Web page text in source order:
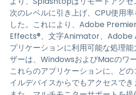
次のレベルに引き上げ、CPU使用
した。これにより、Adobe
Effects®、文字Animator、Adobe
プリケーションに利用可能な処理
ザーは、WindowsおよびMacのワ
これらのアプリケーションに、ど
イルデバイスからでもアクセスで